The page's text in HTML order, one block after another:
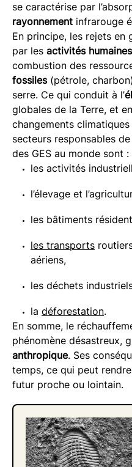
se caractérise par
rayonnement infrarouge
En principe, les rejets en
par les activités humaines
combustion des
fossiles(pétrole,
serre. Ce qui conduit à l’
globales de la Terre, et
changements
secteurs responsables
des GES au monde sont :
les activités
l’élevage et
les bâtiments
les transports
aériens,
les déchets
la déforestation.
En somme, le
phénomène désastreux,
anthropique. Ses
temps, ce qui peut
futur proche ou lointain.